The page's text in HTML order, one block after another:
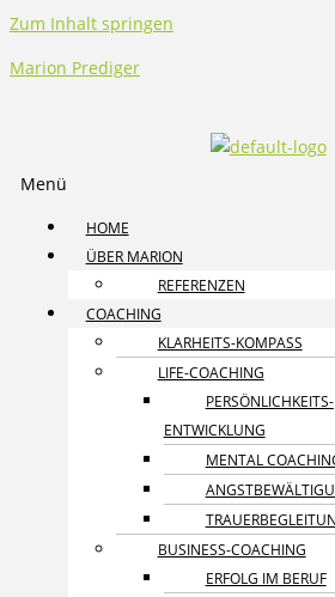
Zum Inhalt springen
Marion Prediger
Menü
HOME
ÜBER MARION
REFERENZEN
COACHING
KLARHEITS-KOMPASS
LIFE-COACHING
PERSÖNLICHKEITS­
ENTWICKLUNG
MENTAL
BUSINESS-COACHING
ERFOLG IM BERUF